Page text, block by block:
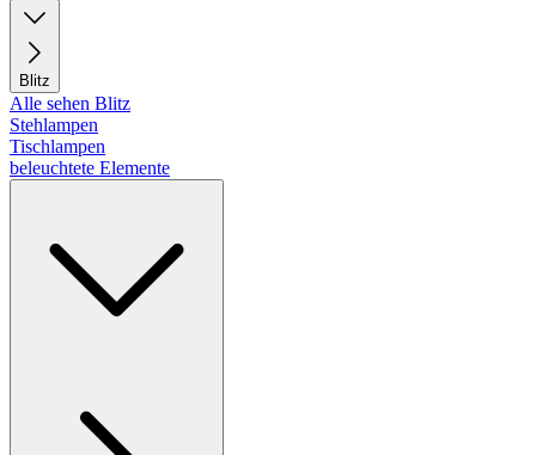
Blitz
Alle sehen Blitz
Stehlampen
Tischlampen
beleuchtete Elemente